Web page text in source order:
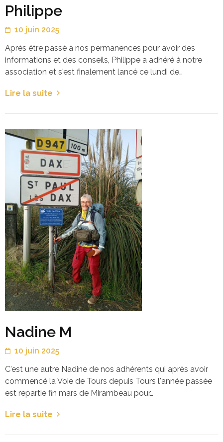
Philippe
10 juin 2025
Après être passé à nos permanences pour avoir des
informations et des conseils, Philippe a adhéré à notre
association et s'est finalement lancé ce lundi de…
Lire la suite
Nadine M
10 juin 2025
C'est une autre Nadine de nos adhérents qui après avoir
commencé la Voie de Tours depuis Tours l'année passée
est repartie fin mars de Mirambeau pour…
Lire la suite